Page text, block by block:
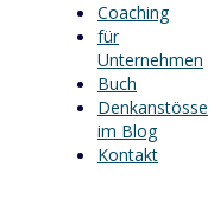
Coaching
für
Unternehmen
Buch
Denkanstösse
im Blog
Kontakt